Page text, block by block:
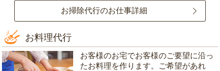
お掃除代行のお仕事詳細
お料理代行
お客様のお宅でお客様のご要望に沿っ
たお料理を作ります。ご希望があれ